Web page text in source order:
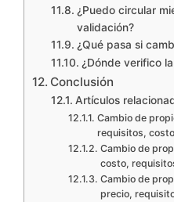
¿Puedo circular
validación?
¿Qué pasa si
¿Dónde verifico
Conclusión
Artículos
Cambio de
requisitos,
Cambio de
costo,
Cambio de
precio,